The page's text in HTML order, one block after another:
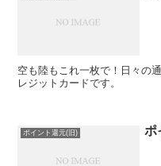
空も陸もこれ一枚で！日々の
レジットカードです。
ポイント還元(旧) ポ